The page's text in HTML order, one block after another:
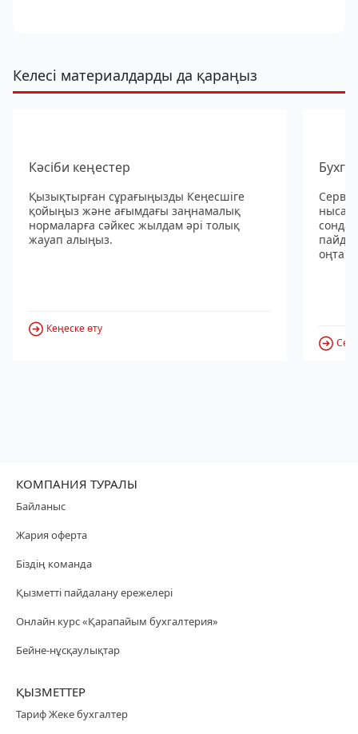
Келесі материалдарды да қараңыз
Кәсіби кеңестер
Қызықтырған сұрағыңызды Кеңесшіге
қойыңыз және ағымдағы заңнамалық
нормаларға сәйкес жылдам әрі толық
жауап алыңыз.
Кеңеске өту
КОМПАНИЯ ТУРАЛЫ
Байланыс
Жария оферта
Біздің команда
Қызметті пайдалану ережелері
Онлайн курс «Қарапайым бухгалтерия»
Бейне-нұсқаулықтар
ҚЫЗМЕТТЕР
Тариф Жеке бухгалтер